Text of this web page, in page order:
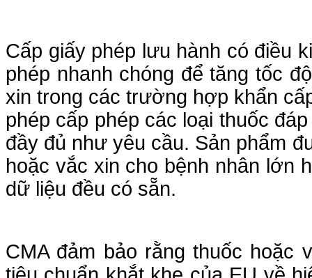
Cấp giấy phép lưu hành có điều
phép nhanh chóng để tăng tốc
xin trong các trường hợp khẩn
phép cấp phép các loại thuốc
đầy đủ như yêu cầu. Sản phẩm
hoặc vắc xin cho bệnh nhân lớn
dữ liệu đều có sẵn.
CMA đảm bảo rằng thuốc